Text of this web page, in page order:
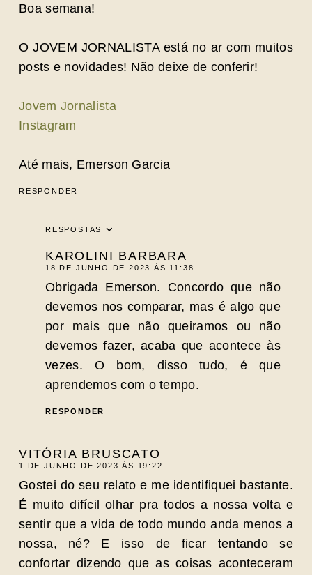
Boa semana!
O JOVEM JORNALISTA está no ar com muitos
posts e novidades! Não deixe de conferir!
Jovem Jornalista
Instagram
Até mais, Emerson Garcia
RESPONDER
RESPOSTAS
KAROLINI BARBARA
18 DE JUNHO DE 2023 ÀS 11:38
Obrigada Emerson. Concordo que não
devemos nos comparar, mas é algo que
por mais que não queiramos ou não
devemos fazer, acaba que acontece às
vezes. O bom, disso tudo, é que
aprendemos com o tempo.
RESPONDER
VITÓRIA BRUSCATO
1 DE JUNHO DE 2023 ÀS 19:22
Gostei do seu relato e me identifiquei bastante.
É muito difícil olhar pra todos a nossa volta e
sentir que a vida de todo mundo anda menos a
nossa, né? E isso de ficar tentando se
confortar dizendo que as coisas aconteceram